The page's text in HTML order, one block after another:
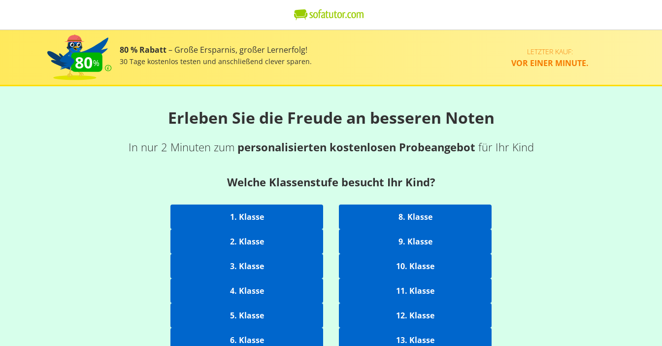
80
80 % Rabatt– Große Ersparnis, großer Lernerfolg!
30 Tage kostenlos testen und anschließend clever sparen.
LETZTER KAUF:
VOR EINER MINUTE.
Erleben Sie die Freude an besseren Noten
In nur 2 Minuten zum personalisierten kostenlosen Probeangebot für Ihr Kind
Welche Klassenstufe besucht Ihr Kind?
1. Klasse
2. Klasse
3. Klasse
4. Klasse
5. Klasse
6. Klasse
8. Klasse
9. Klasse
10. Klasse
11. Klasse
12. Klasse
13. Klasse